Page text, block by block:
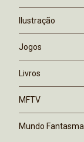
Ilustração
Jogos
Livros
MFTV
Mundo Fantasma